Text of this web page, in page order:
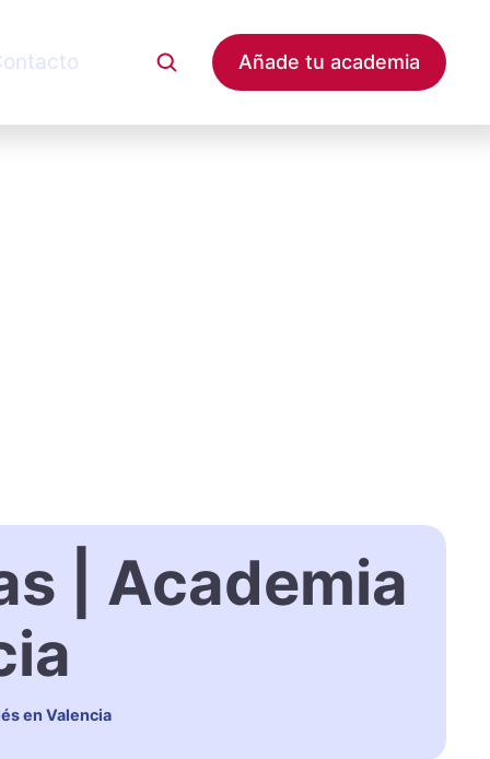
Añade tu academia
| Academia
en Valencia